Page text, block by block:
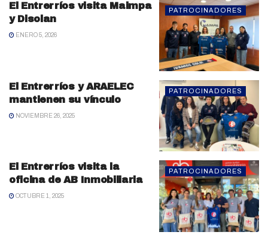
PATROCINADORES
El Entrerríos visita Maimpa
y Disolan
ENERO 5, 2026
PATROCINADORES
El Entrerríos y ARAELEC
mantienen su vínculo
NOVIEMBRE 26, 2025
PATROCINADORES
El Entrerríos visita la
oficina de AB Inmobiliaria
OCTUBRE 1, 2025